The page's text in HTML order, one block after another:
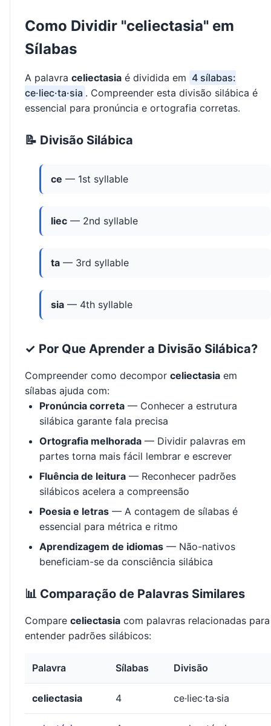
Como Dividir "celiectasia" em
Sílabas
A palavra celiectasia é dividida em 4 sílabas:
ce·liec·ta·sia . Compreender esta divisão silábica é
essencial para pronúncia e ortografia corretas.
📝 Divisão Silábica
ce — 1st syllable
liec — 2nd syllable
ta — 3rd syllable
sia — 4th syllable
✓ Por Que Aprender a Divisão Silábica?
Compreender como decompor celiectasia em
sílabas ajuda com:
Pronúncia correta — Conhecer a estrutura
silábica garante fala precisa
Ortografia melhorada — Dividir palavras em
partes torna mais fácil lembrar e escrever
Fluência de leitura — Reconhecer padrões
silábicos acelera a compreensão
Poesia e letras — A contagem de sílabas é
essencial para métrica e ritmo
Aprendizagem de idiomas — Não-nativos
beneficiam-se da consciência silábica
📊 Comparação de Palavras Similares
Compare celiectasia com palavras relacionadas para
entender padrões silábicos:
Palavra Sílabas Divisão
celiectasia 4 ce·liec·ta·sia